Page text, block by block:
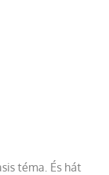
téma. És hát